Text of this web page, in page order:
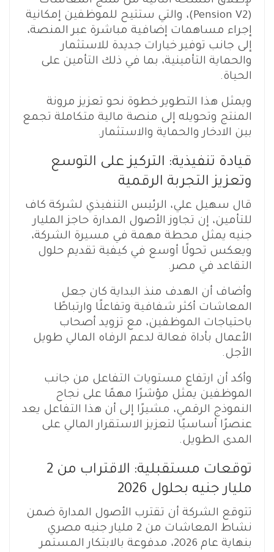
(Pension V2)، والتي ستتيح للموظفين إمكانية
إجراء مساهمات إضافية مباشرة عبر المنصة،
إلى جانب توفير خيارات جديدة للاستثمار
والحماية التأمينية، بما في ذلك التأمين على
الحياة.
ويمثل هذا التطوير خطوة نحو تعزيز مرونة
المنتج وتحويله إلى منصة مالية متكاملة تجمع
بين الادخار والحماية والاستثمار.
قيادة تنفيذية: التركيز على التوسع
وتعزيز التجربة الرقمية
قال سهيل علي، الرئيس التنفيذي لشركة كاف
للتأمين، إن تجاوز الأصول المدارة حاجز المليار
جنيه يمثل محطة مهمة في مسيرة الشركة،
ويعكس تحولًا أوسع في كيفية تقديم حلول
التقاعد في مصر.
وأضاف أن الهدف منذ البداية كان جعل
المعاشات أكثر شفافية وتفاعلًا وارتباطًا
باحتياجات الموظفين، مع تزويد أصحاب
الأعمال بأداة فعالة لدعم الرفاه المالي طويل
الأجل.
وأكد أن ارتفاع مستويات التفاعل من جانب
الموظفين يمثل مؤشرًا مهمًا على نجاح
النموذج الرقمي، مشيرًا إلى أن هذا التفاعل يعد
عنصرًا أساسيًا لتعزيز الاستقرار المالي على
المدى الطويل.
توقعات مستقبلية: الاقتراب من 2
مليار جنيه بحلول 2026
تتوقع الشركة أن تقترب الأصول المدارة ضمن
نشاط المعاشات من 2 مليار جنيه مصري
بنهاية عام 2026، مدفوعة بالابتكار المستمر